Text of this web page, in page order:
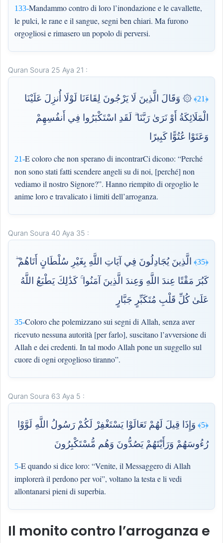
133-Mandammo contro di loro l’inondazione e le cavallette,
le pulci, le rane e il sangue, segni ben chiari. Ma furono
orgogliosi e rimasero un popolo di perversi.
Quran Soura 25 Aya 21 :
﴿21﴾
۞ وَقَالَ الَّذِينَ لَا يَرْجُونَ لِقَاءَنَا لَوْلَا أُنزِلَ عَلَيْنَا
الْمَلَائِكَةُ أَوْ نَرَىٰ رَبَّنَا ۗ لَقَدِ اسْتَكْبَرُوا فِي أَنفُسِهِمْ
وَعَتَوْا عُتُوًّا كَبِيرًا
21-E coloro che non sperano di incontrarCi dicono: “Perché
non sono stati fatti scendere angeli su di noi, [perché] non
vediamo il nostro Signore?”. Hanno riempito di orgoglio le
anime loro e travalicato i limiti dell’arroganza.
Quran Soura 40 Aya 35 :
﴿35﴾
الَّذِينَ يُجَادِلُونَ فِي آيَاتِ اللَّهِ بِغَيْرِ سُلْطَانٍ أَتَاهُمْ ۖ
كَبُرَ مَقْتًا عِندَ اللَّهِ وَعِندَ الَّذِينَ آمَنُوا ۚ كَذَٰلِكَ يَطْبَعُ اللَّهُ
عَلَىٰ كُلِّ قَلْبِ مُتَكَبِّرٍ جَبَّارٍ
35-Coloro che polemizzano sui segni di Allah, senza aver
ricevuto nessuna autorità [per farlo], suscitano l’avversione di
Allah e dei credenti. In tal modo Allah pone un suggello sul
cuore di ogni orgoglioso tiranno”.
Quran Soura 63 Aya 5 :
﴿5﴾
وَإِذَا قِيلَ لَهُمْ تَعَالَوْا يَسْتَغْفِرْ لَكُمْ رَسُولُ اللَّهِ لَوَّوْا
رُءُوسَهُمْ وَرَأَيْتَهُمْ يَصُدُّونَ وَهُم مُّسْتَكْبِرُونَ
5-E quando si dice loro: “Venite, il Messaggero di Allah
implorerà il perdono per voi”, voltano la testa e li vedi
allontanarsi pieni di superbia.
Il monito contro l’arroganza e